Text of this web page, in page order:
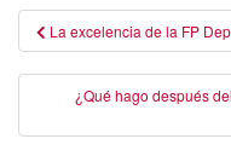
Navegación
de
entradas
La excelencia de la FP
¿Qué hago después